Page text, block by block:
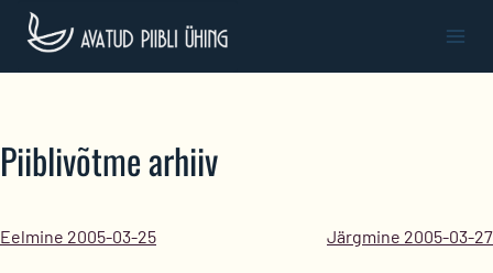
Skip
content
Piiblivõtme arhiiv
Eelmine 2005-03-25 Järgmine 2005-03-27